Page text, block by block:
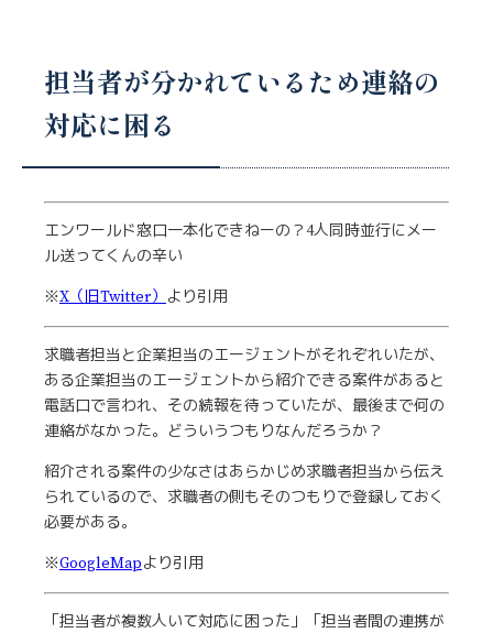
担当者が分かれているため連絡の
対応に困る
エンワールド窓口一本化できねーの？4人同時並行にメー
ル送ってくんの辛い
※X（旧Twitter） より引用
求職者担当と企業担当のエージェントがそれぞれいたが、
ある企業担当のエージェントから紹介できる案件があると
電話口で言われ、その続報を待っていたが、最後まで何の
連絡がなかった。どういうつもりなんだろうか？
紹介される案件の少なさはあらかじめ求職者担当から伝え
られているので、求職者の側もそのつもりで登録しておく
必要がある。
※GoogleMapより引用
「担当者が複数人いて対応に困った」「担当者間の連携が